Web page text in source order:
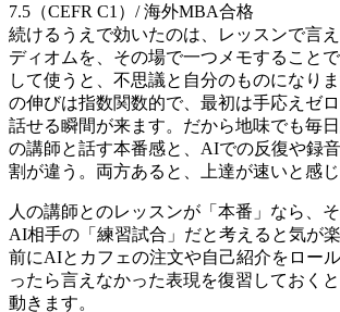
7.5（CEFR C1）/ 海外MBA合格
続けるうえで効いたのは、レッスンで言
ディオムを、その場で一つメモすること
して使うと、不思議と自分のものになり
の伸びは指数関数的で、最初は手応えゼ
話せる瞬間が来ます。だから地味でも毎
の講師と話す本番感と、AIでの反復や録
割が違う。両方あると、上達が速いと感じ
人の講師とのレッスンが「本番」なら、
AI相手の「練習試合」だと考えると気が
前にAIとカフェの注文や自己紹介をロー
ったら言えなかった表現を復習しておく
動きます。